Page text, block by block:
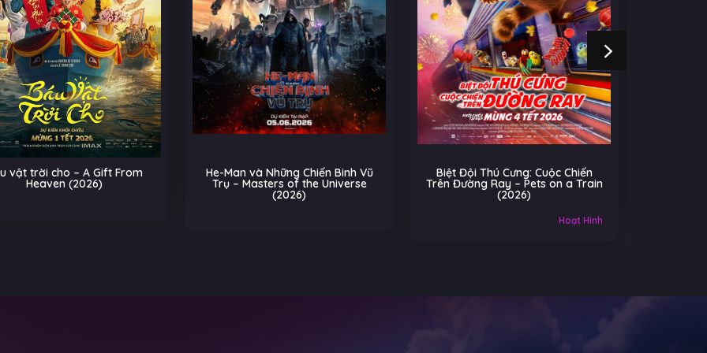
He-Man và Những Chiến Binh Vũ
Trụ – Masters of the Universe
Biệt Đội Thú Cưng: Cuộc Chiến
Trên Đường Ray – Pets on a Train
Cú Nhảy Kỳ Diệu – Hoppers
(2026)